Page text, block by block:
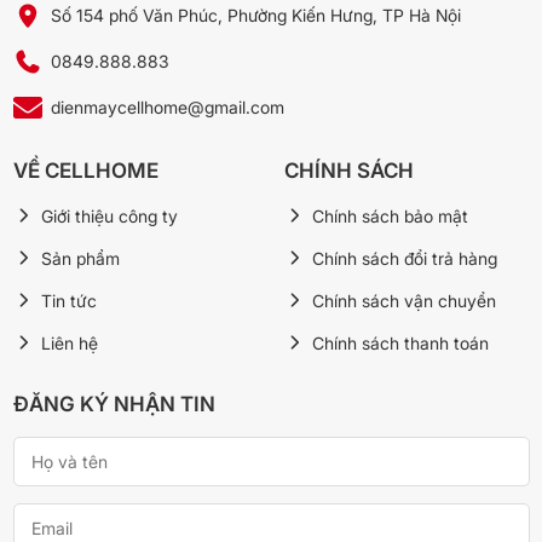
Nhờ đó, công nghệ Inverter giúp
ồn dàn nóng và dàn lạnh giúp máy hoạt động êm ái, duy trì nhiệt
*Hình ảnh chỉ mang tính chất minh họa
Điều khiển mọi lúc mọi nơi bằng điện thoại thông
minh với ứng dụng D-Mobile
Dòng máy FTKZ của Daikin được trang bị bo mạch wifi tích hợp
Số 154 phố Văn Phúc, Phường Kiến Hưng, TP Hà Nội
0849.888.883
dienmaycellhome@gmail.com
VỀ CELLHOME
Giới thiệu công ty
Sản phẩm
Tin tức
Liên hệ
CHÍNH SÁCH
Chính sách bảo mật
Chính sách đổi trả hàng
Chính sách vận chuyển
Chính sách thanh toán
ĐĂNG KÝ NHẬN TIN